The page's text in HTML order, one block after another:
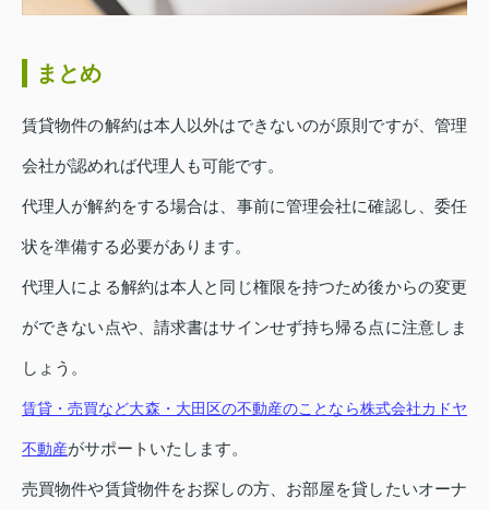
まとめ
賃貸物件の解約は本人以外はできないのが原則ですが、管理
会社が認めれば代理人も可能です。
代理人が解約をする場合は、事前に管理会社に確認し、委任
状を準備する必要があります。
代理人による解約は本人と同じ権限を持つため後からの変更
ができない点や、請求書はサインせず持ち帰る点に注意しま
しょう。
賃貸・売買など大森・大田区の不動産のことなら株式会社カドヤ
不動産がサポートいたします。
売買物件や賃貸物件をお探しの方、お部屋を貸したいオーナ